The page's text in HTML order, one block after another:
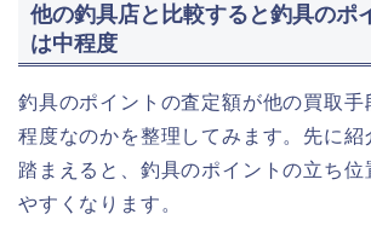
他の釣具店と比較すると釣具のポ
は中程度
釣具のポイントの査定額が他の買取手
程度なのかを整理してみます。先に紹
踏まえると、釣具のポイントの立ち位
やすくなります。